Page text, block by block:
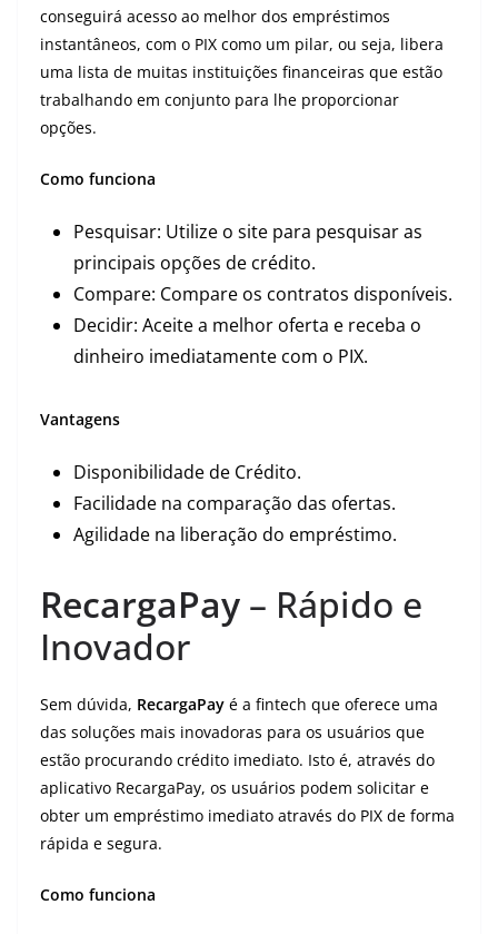
conseguirá acesso ao melhor dos empréstimos
instantâneos, com o PIX como um pilar, ou seja, libera
uma lista de muitas instituições financeiras que estão
trabalhando em conjunto para lhe proporcionar
opções.
Como funciona
Pesquisar: Utilize o site para pesquisar as
principais opções de crédito.
Compare: Compare os contratos disponíveis.
Decidir: Aceite a melhor oferta e receba o
dinheiro imediatamente com o PIX.
Vantagens
Disponibilidade de Crédito.
Facilidade na comparação das ofertas.
Agilidade na liberação do empréstimo.
RecargaPay – Rápido e
Inovador
Sem dúvida, RecargaPay é a fintech que oferece uma
das soluções mais inovadoras para os usuários que
estão procurando crédito imediato. Isto é, através do
aplicativo RecargaPay, os usuários podem solicitar e
obter um empréstimo imediato através do PIX de forma
rápida e segura.
Como funciona